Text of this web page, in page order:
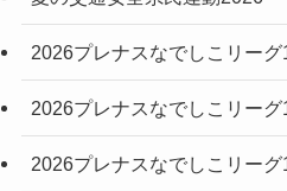
2026プレナスなでしこリーグ
2026プレナスなでしこリーグ
2026プレナスなでしこリーグ